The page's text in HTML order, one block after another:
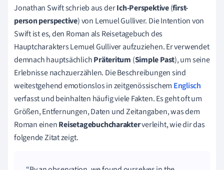
Jonathan Swift schrieb aus derIch-Perspektive(first-
person perspective) von Lemuel Gulliver. Die Intention von
Swift ist es, den Roman als Reisetagebuch des
Hauptcharakters Lemuel Gulliver aufzuziehen. Er verwendet
demnach hauptsächlichPräteritum (SimplePast), um seine
Erlebnisse nachzuerzählen. Die Beschreibungen sind
weitestgehend emotionslos in zeitgenössischem Englisch
verfasst und beinhalten häufig viele Fakten. Es geht oft um
Größen, Entfernungen, Daten und Zeitangaben, was dem
Roman einenReisetagebuchcharakterverleiht, wie dir das
folgende Zitat zeigt.